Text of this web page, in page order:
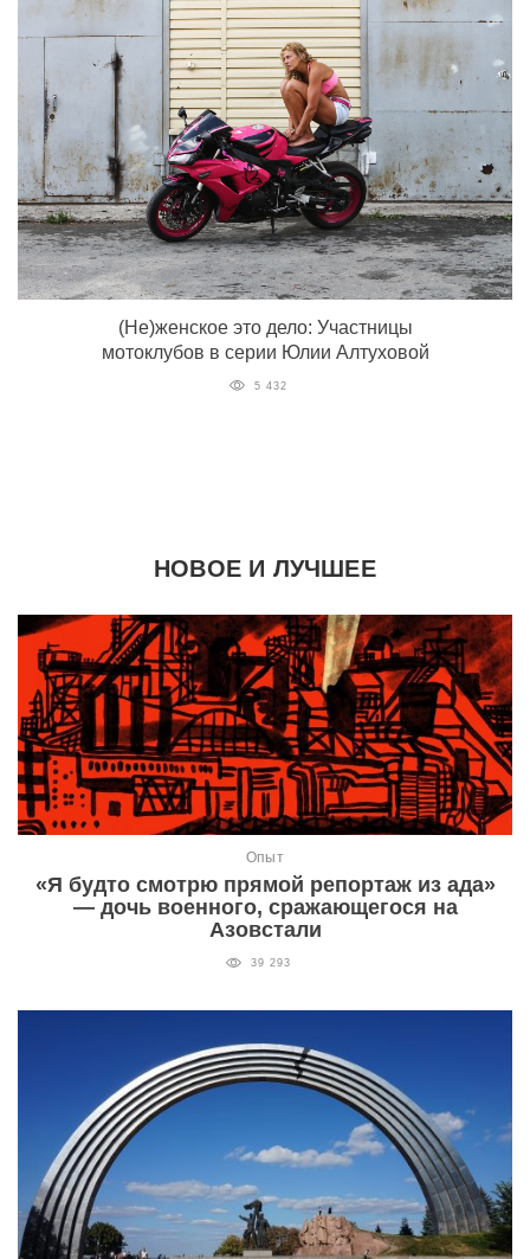
(Не)женское это дело: Участницы
мотоклубов в серии Юлии Алтуховой
5 432
НОВОЕ И ЛУЧШЕЕ
Опыт
«Я будто смотрю прямой репортаж из ада»
— дочь военного, сражающегося на
Азовстали
39 293